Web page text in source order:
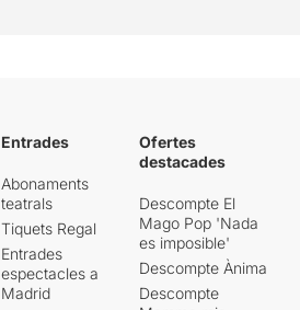
Entrades
Abonaments
teatrals
Tiquets Regal
Entrades
espectacles a
Madrid
Ofertes
destacades
Descompte El
Mago Pop 'Nada
es imposible'
Descompte Ànima
Descompte